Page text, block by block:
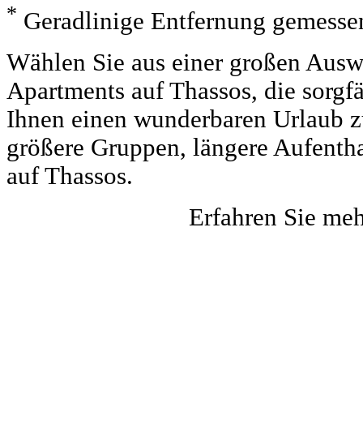
* Geradlinige Entfernung
Wählen Sie aus einer großen
Apartments auf Thassos, die
Ihnen einen wunderbaren Urlaub
größere Gruppen, längere
auf Thassos.
Erfahren Sie